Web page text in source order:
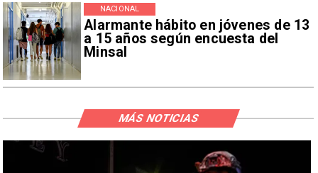
Alarmante hábito en jóvenes de 13
a 15 años según encuesta del
Minsal
NACIONAL
MÁS NOTICIAS